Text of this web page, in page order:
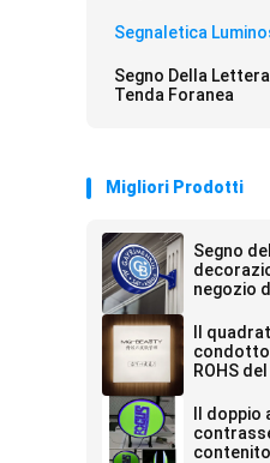
Segnaletica
Segno Della
Tenda Foranea
Migliori Prodotti
Segno
negozio
dell'UL
Il
condotto
ROHS
Il doppio